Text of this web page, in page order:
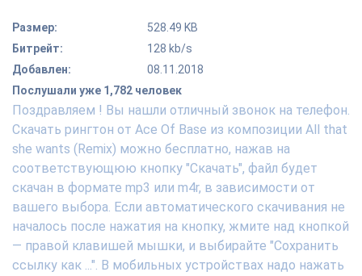
Размер:
528.49 KB
Битрейт:
128 kb/s
Добавлен:
08.11.2018
Послушали уже 1,782 человек
Поздравляем ! Вы нашли отличный звонок на телефон.
Скачать рингтон от Ace Of Base из композиции All that
she wants (Remix) можно бесплатно, нажав на
соответствующюю кнопку "Скачать", файл будет
скачан в формате mp3 или m4r, в зависимости от
вашего выбора. Если автоматического скачивания не
началось после нажатия на кнопку, жмите над кнопкой
— правой клавишей мышки, и выбирайте "Сохранить
ссылку как ...". В мобильных устройствах надо нажать